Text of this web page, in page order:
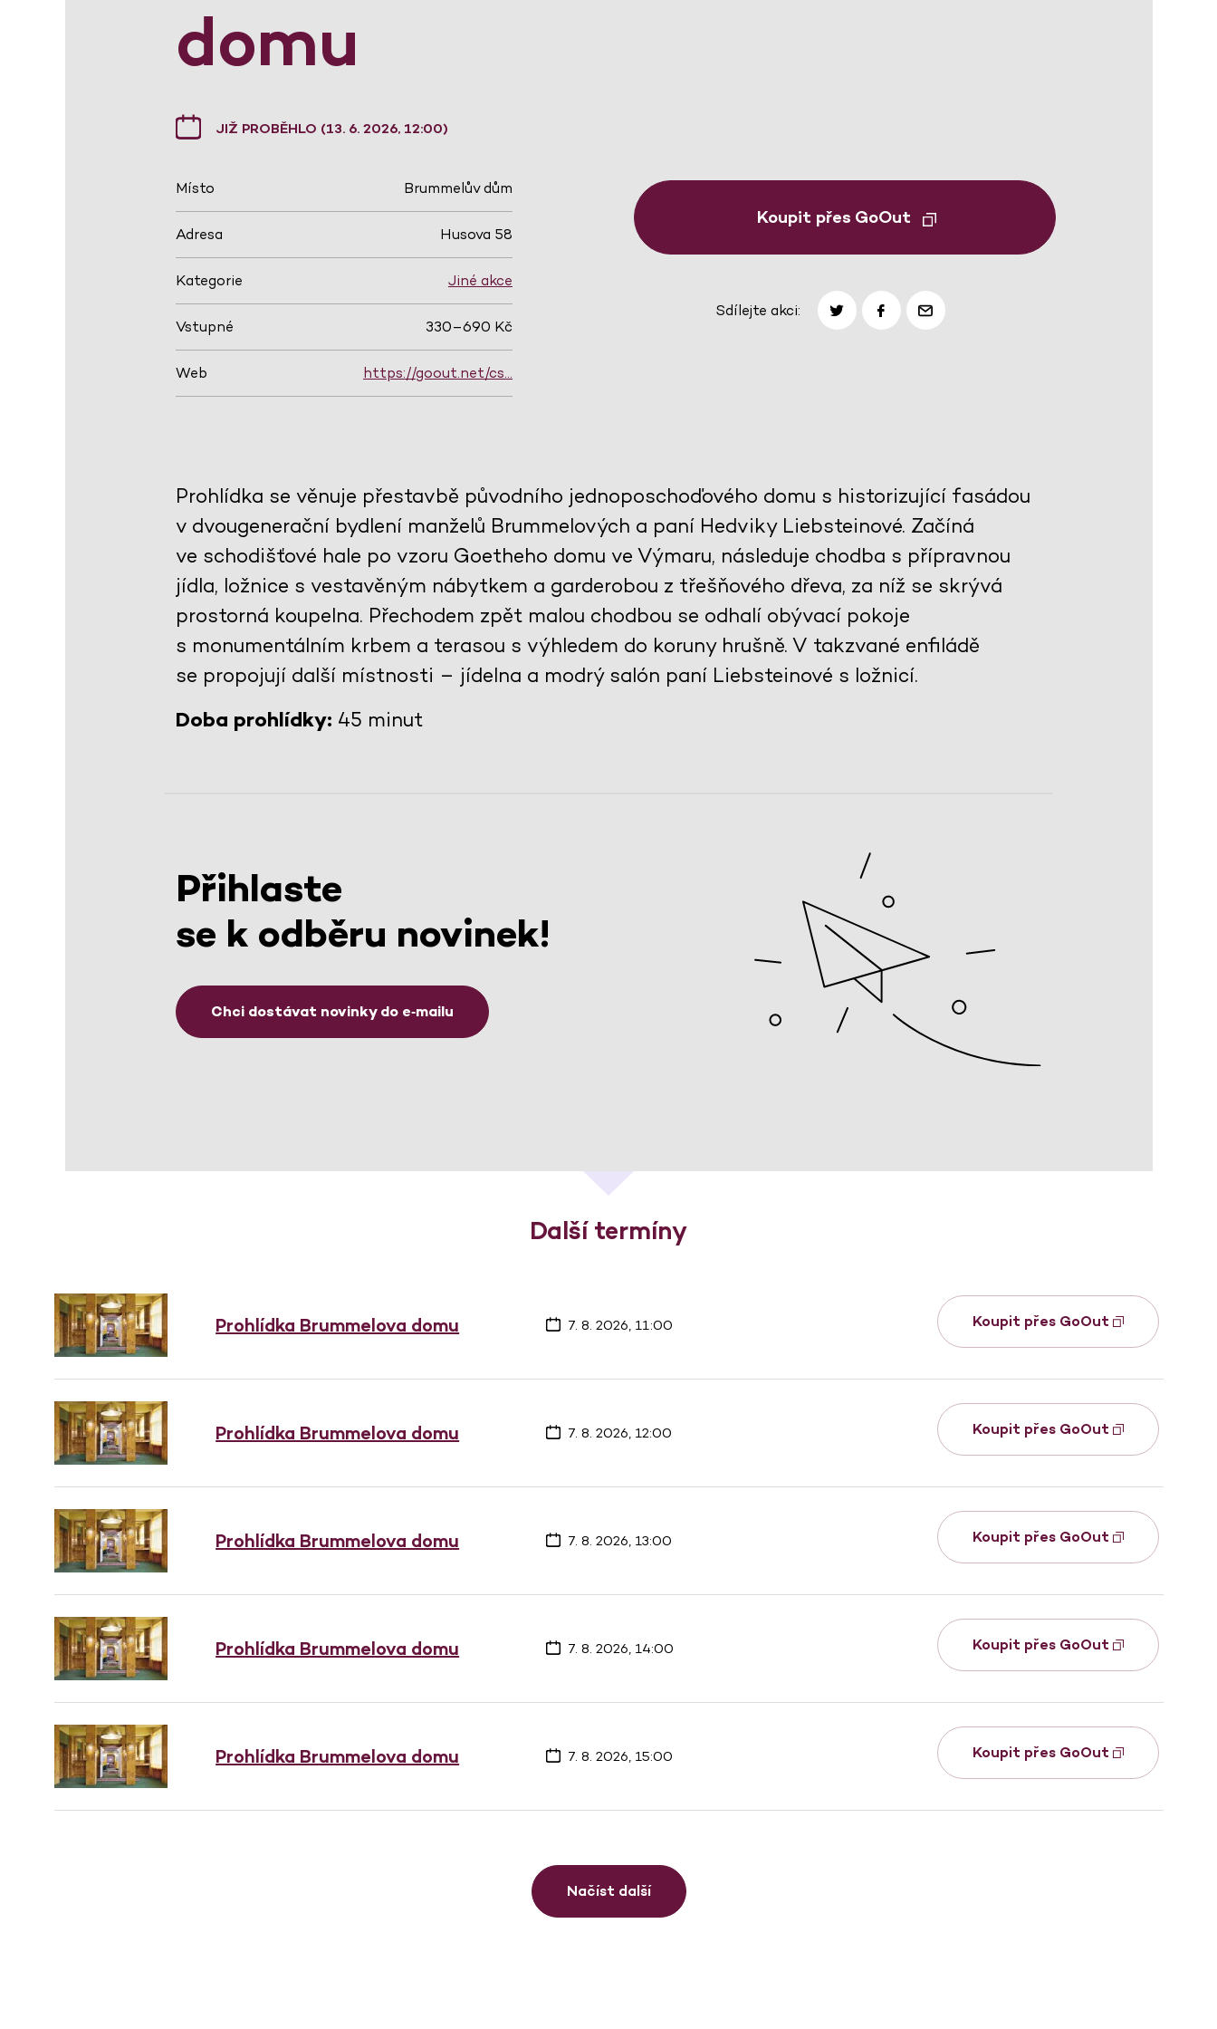
domu
JIŽ PROBĚHLO (13. 6. 2026, 12:00)
Místo Brummelův dům
Adresa Husova 58
Kategorie Jiné akce
Vstupné 330–690 Kč
Web https://goout.net/cs…
Koupit přes GoOut
Sdílejte akci:
Prohlídka se věnuje přestavbě původního jednoposchoďového domu s historizující fasádou
v dvougenerační bydlení manželů Brummelových a paní Hedviky Liebsteinové. Začíná
ve schodišťové hale po vzoru Goetheho domu ve Výmaru, následuje chodba s přípravnou
jídla, ložnice s vestavěným nábytkem a garderobou z třešňového dřeva, za níž se skrývá
prostorná koupelna. Přechodem zpět malou chodbou se odhalí obývací pokoje
s monumentálním krbem a terasou s výhledem do koruny hrušně. V takzvané enfiládě
se propojují další místnosti – jídelna a modrý salón paní Liebsteinové s ložnicí.
Doba prohlídky: 45 minut
Přihlaste
se k odběru novinek!
Chci dostávat novinky do e‑mailu
Další termíny
Prohlídka Brummelova domu 7. 8. 2026, 11:00 Koupit přes GoOut
Prohlídka Brummelova domu 7. 8. 2026, 12:00 Koupit přes GoOut
Prohlídka Brummelova domu 7. 8. 2026, 13:00 Koupit přes GoOut
Prohlídka Brummelova domu 7. 8. 2026, 14:00 Koupit přes GoOut
Prohlídka Brummelova domu 7. 8. 2026, 15:00 Koupit přes GoOut
Načíst další